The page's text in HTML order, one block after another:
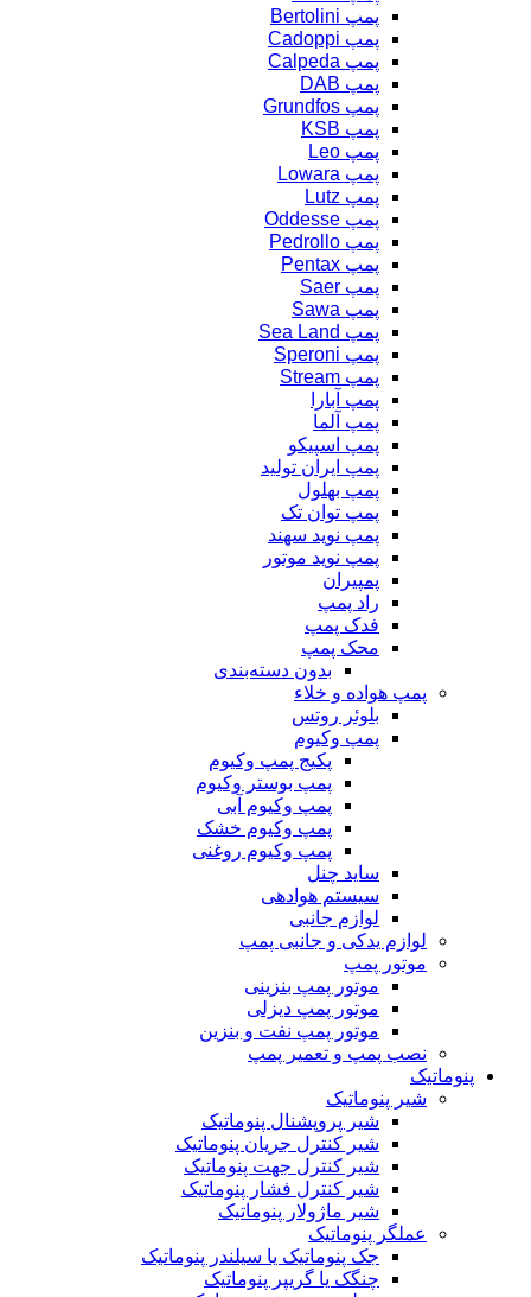
پمپ Bertolini
پمپ Cadoppi
پمپ Calpeda
پمپ DAB
پمپ Grundfos
پمپ KSB
پمپ Leo
پمپ Lowara
پمپ Lutz
پمپ Oddesse
پمپ Pedrollo
پمپ Pentax
پمپ Saer
پمپ Sawa
پمپ Sea Land
پمپ Speroni
پمپ Stream
پمپ آبارا
پمپ آلما
پمپ اسپیکو
پمپ ایران تولید
پمپ بهلول
پمپ توان تک
پمپ نوید سهند
پمپ نوید موتور
پمپیران
راد پمپ
فدک پمپ
محک پمپ
بدون دسته‌بندی
پمپ هواده و خلاء
بلوئر روتس
پمپ وکیوم
پکیج پمپ وکیوم
پمپ بوستر وکیوم
پمپ وکیوم آبی
پمپ وکیوم خشک
پمپ وکیوم روغنی
ساید چنل
سیستم هوادهی
لوازم جانبی
لوازم یدکی و جانبی پمپ
موتور پمپ
موتور پمپ بنزینی
موتور پمپ دیزلی
موتور پمپ نفت و بنزین
نصب پمپ و تعمیر پمپ
پنوماتیک
شیر پنوماتیک
شیر پروپشنال پنوماتیک
شیر کنترل جریان پنوماتیک
شیر کنترل جهت پنوماتیک
شیر کنترل فشار پنوماتیک
شیر ماژولار پنوماتیک
عملگر پنوماتیک
جک پنوماتیک یا سیلندر پنوماتیک
چنگک یا گریپر پنوماتیک